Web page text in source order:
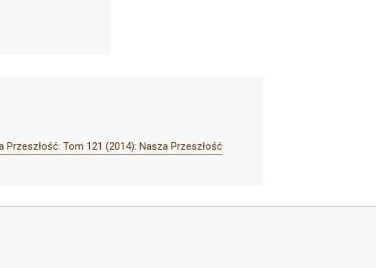
Przeszłość: Tom 121 (2014): Nasza Przeszłość